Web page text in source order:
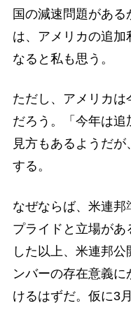
国の減速問題があ
は、アメリカの追
なると私も思う。
ただし、アメリカは
だろう。「今年は
見方もあるようだ
する。
なぜならば、米連邦
プライドと立場が
した以上、米連邦
ンバーの存在意義
けるはずだ。仮に3